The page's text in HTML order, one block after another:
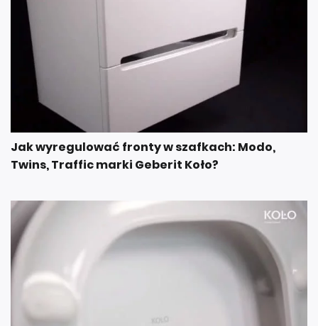
Jak wyregulować fronty w szafkach: Modo,
Twins, Traffic marki Geberit Koło?